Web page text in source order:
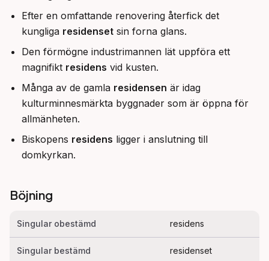
Efter en omfattande renovering återfick det
kungliga residenset sin forna glans.
Den förmögne industrimannen lät uppföra ett
magnifikt residens vid kusten.
Många av de gamla residensen är idag
kulturminnesmärkta byggnader som är öppna för
allmänheten.
Biskopens residens ligger i anslutning till
domkyrkan.
Böjning
Singular obestämd residens
Singular bestämd residenset